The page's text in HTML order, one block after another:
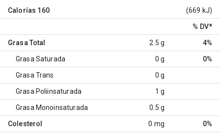
Calorías 160 (669 kJ)
% DV*
Grasa Total 2.5 g 4%
Grasa Saturada 0 g 0%
Grasa Trans 0 g
Grasa Poliinsaturada 1 g
Grasa Monoinsaturada 0.5 g
Colesterol 0 mg 0%